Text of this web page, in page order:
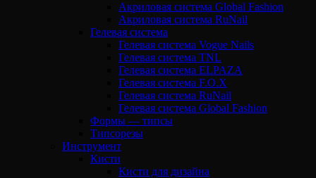
Акриловая система Global Fashion
Акриловая система RuNail
Гелевая система
Гелевая система Vogue Nails
Гелевая система TNL
Гелевая система ELPAZA
Гелевая система F.O.X
Гелевая система RuNail
Гелевая система Global Fashion
Формы — типсы
Типсорезы
Инструмент
Кисти
Кисти для дизайна